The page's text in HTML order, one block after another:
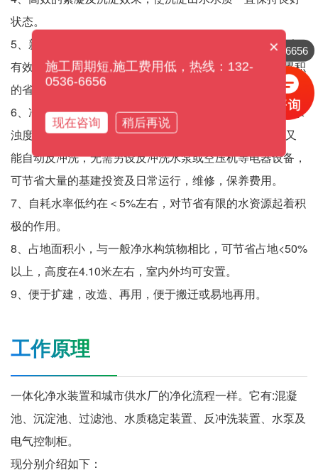
状态。
5、新颖独创的集水系统及最低的集水水头，使集水更均匀
有效，不仅提高了体积利用系数，因其集水水头极小，累积
的省电效果可观。
6、净水系统自动化，既保证了净水系统的高效过滤(在原水
浊度小于3000mg/L，滤后水浊度可保持在3mg/L以下）又
能自动反冲洗，无需另设反冲洗水泵或空压机等电器设备，
可节省大量的基建投资及日常运行，维修，保养费用。
7、自耗水率低约在＜5%左右，对节省有限的水资源起着积
极的作用。
8、占地面积小，与一般净水构筑物相比，可节省占地<50%
以上，高度在4.10米左右，室内外均可安置。
9、便于扩建，改造、再用，便于搬迁或易地再用。
工作原理
一体化净水装置和城市供水厂的净化流程一样。它有:混凝
池、沉淀池、过滤池、水质稳定装置、反冲洗装置、水泵及
电气控制柜。
现分别介绍如下：
132-0536-6656
×
施工周期短,施工费用低，热线：132-
0536-6656
现在咨询 稍后再说